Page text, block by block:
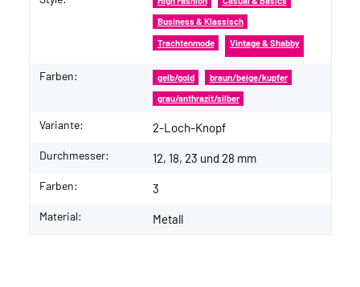
Business & Klassisch
Trachtenmode Vintage & Shabby
Farben: gelb/gold braun/beige/kupfer
grau/anthrazit/silber
Variante: 2-Loch-Knopf
Durchmesser: 12, 18, 23 und 28 mm
Farben: 3
Material: Metall